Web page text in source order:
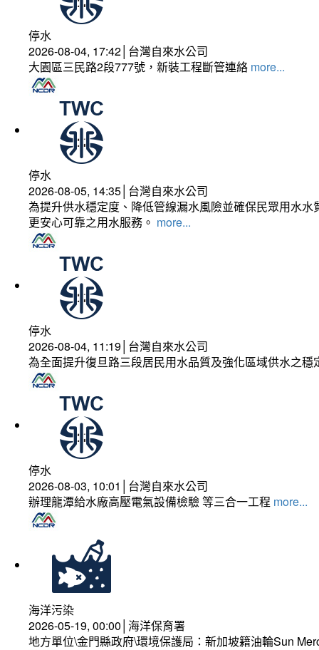
停水
2026-08-04, 17:42│台灣自來水公司
大園區三民路2段777號，新裝工程斷管連絡 more...
停水
2026-08-05, 14:35│台灣自來水公司
為提升供水穩定度、降低管線漏水風險並確保民眾用水
更安心可靠之用水服務。 more...
停水
2026-08-04, 11:19│台灣自來水公司
為全面提升復旦路三段居民用水品質及強化區域供水之
停水
2026-08-03, 10:01│台灣自來水公司
辦理龍潭給水廠高壓電氣設備檢驗 等三合一工程 more...
海洋污染
2026-05-19, 00:00│海洋保育署
地方單位\金門縣政府\環境保護局：新加坡籍油輪Sun